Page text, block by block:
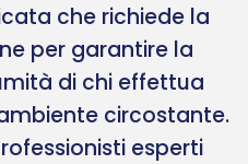
che richiede la
per garantire la
di chi effettua
circostante.
esperti